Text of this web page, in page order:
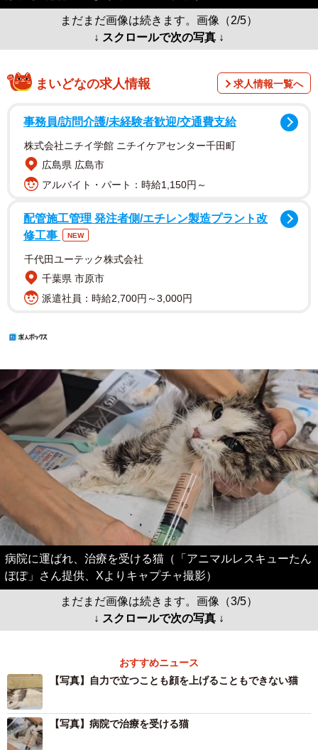
まだまだ画像は続きます。画像（2/5）
↓ スクロールで次の写真 ↓
まいどなの求人情報 求人情報一覧へ
事務員/訪問介護/未経験者歓迎/交通費支給
株式会社ニチイ学館 ニチイケアセンター千田町
広島県 広島市
アルバイト・パート：時給1,150円～
配管施工管理 発注者側/エチレン製造プラント改
修工事
NEW
千代田ユーテック株式会社
千葉県 市原市
派遣社員：時給2,700円～3,000円
病院に運ばれ、治療を受ける猫（「アニマルレスキューたん
ぽぽ」さん提供、Xよりキャプチャ撮影）
まだまだ画像は続きます。画像（3/5）
↓ スクロールで次の写真 ↓
おすすめニュース
【写真】自力で立つことも顔を上げることもできない猫
【写真】病院で治療を受ける猫